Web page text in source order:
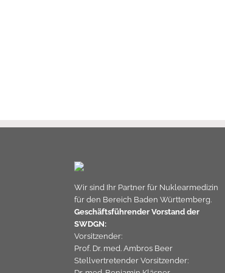
Wir sind Ihr Partner für Nuklearmedizin
für den Bereich Baden Württemberg.
Geschäftsführender Vorstand der
SWDGN:
Vorsitzender:
Prof. Dr. med. Ambros Beer
Stellvertretender Vorsitzender: